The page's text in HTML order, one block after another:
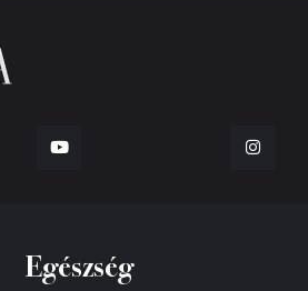
Egészség